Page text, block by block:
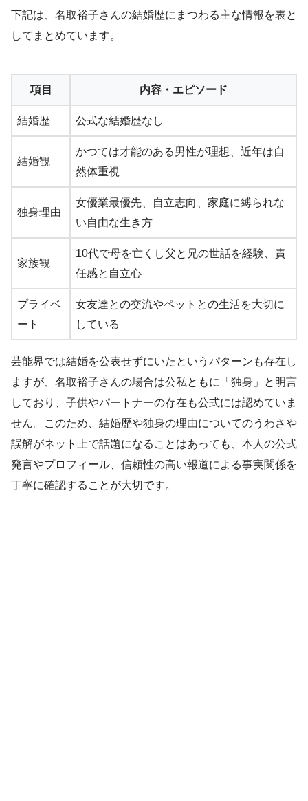
下記は、名取裕子さんの結婚歴にまつわる主な情報を表と
してまとめています。
項目 内容・エピソード
結婚歴 公式な結婚歴なし
結婚観
かつては才能のある男性が理想、近年は自
然体重視
独身理由
女優業最優先、自立志向、家庭に縛られな
い自由な生き方
家族観
10代で母を亡くし父と兄の世話を経験、責
任感と自立心
プライベ
ート
女友達との交流やペットとの生活を大切に
している
芸能界では結婚を公表せずにいたというパターンも存在し
ますが、名取裕子さんの場合は公私ともに「独身」と明言
しており、子供やパートナーの存在も公式には認めていま
せん。このため、結婚歴や独身の理由についてのうわさや
誤解がネット上で話題になることはあっても、本人の公式
発言やプロフィール、信頼性の高い報道による事実関係を
丁寧に確認することが大切です。